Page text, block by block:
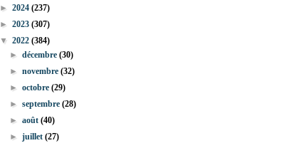
► 2024 (237)
► 2023 (307)
▼ 2022 (384)
►décembre(30)
►novembre(32)
►octobre(29)
►septembre(28)
►août(40)
►juillet(27)